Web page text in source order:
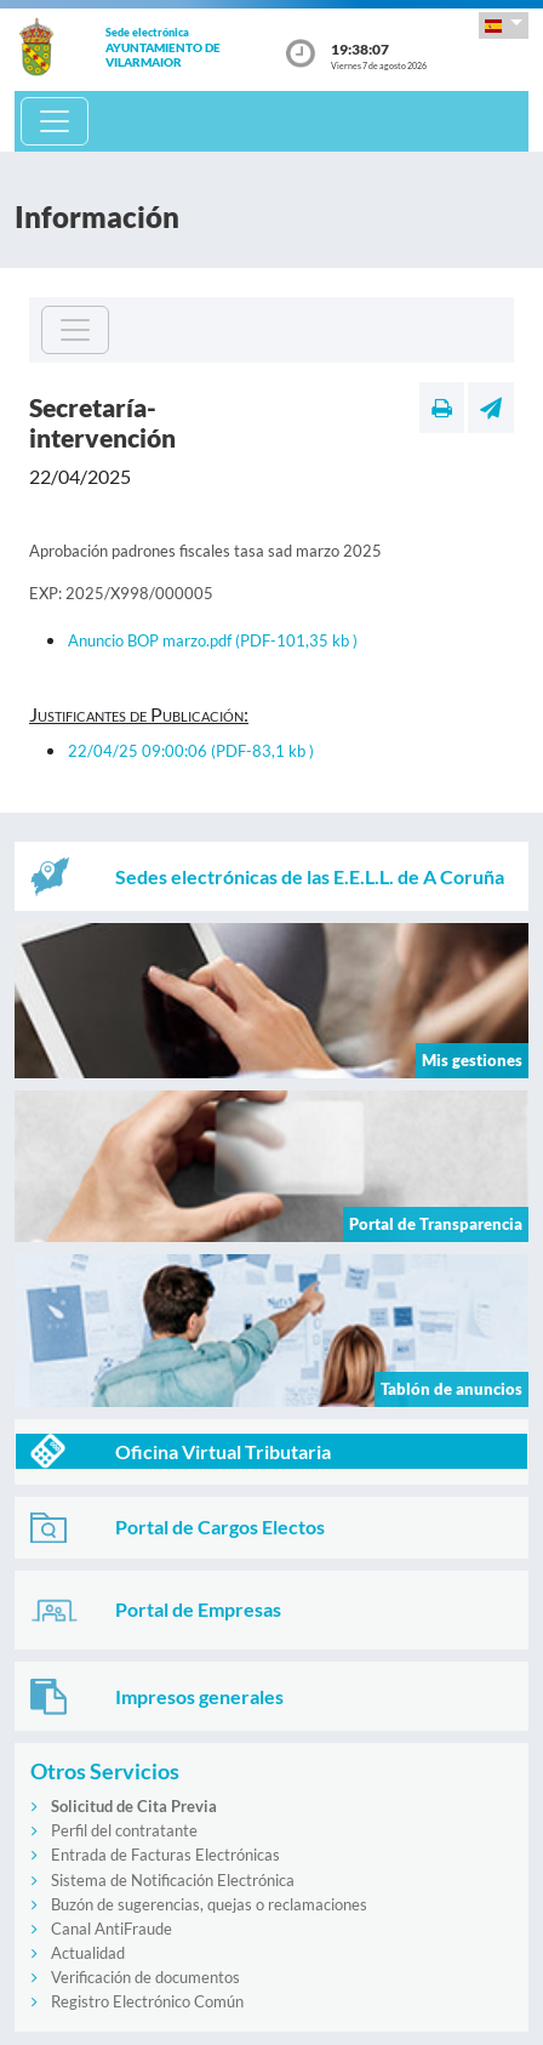
Sede electrónica
AYUNTAMIENTO DE
VILARMAIOR
19:38:07
Viernes 7 de agosto 2026
Información
Secretaría-
intervención
22/04/2025
Aprobación padrones fiscales tasa sad marzo 2025
EXP: 2025/X998/000005
Anuncio BOP marzo.pdf(PDF-101,35 kb )
Justificantes de Publicación:
22/04/25 09:00:06 (PDF-83,1 kb )
Sedes electrónicas de las E.E.L.L. de A Coruña
Mis gestiones
Portal de Transparencia
Tablón de anuncios
Oficina Virtual Tributaria
Portal de Cargos Electos
Portal de Empresas
Impresos generales
Otros Servicios
Solicitud de Cita Previa
Perfil del contratante
Entrada de Facturas Electrónicas
Sistema de Notificación Electrónica
Buzón de sugerencias, quejas o reclamaciones
Canal AntiFraude
Actualidad
Verificación de documentos
Registro Electrónico Común